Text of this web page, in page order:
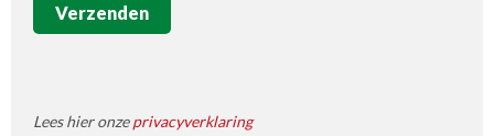
Verzenden
Lees hier onzeprivacyverklaring